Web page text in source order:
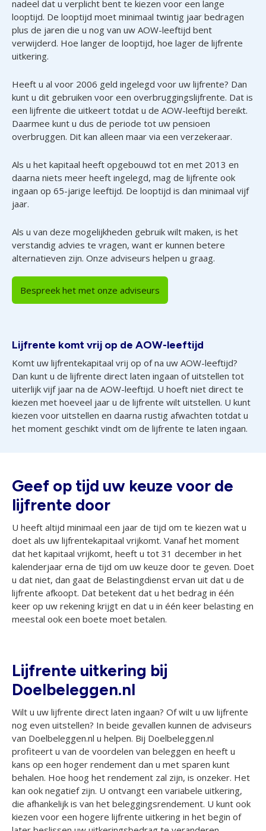
nadeel dat u verplicht bent te kiezen voor een lange
looptijd. De looptijd moet minimaal twintig jaar bedragen
plus de jaren die u nog van uw AOW-leeftijd bent
verwijderd. Hoe langer de looptijd, hoe lager de lijfrente
uitkering.
Heeft u al voor 2006 geld ingelegd voor uw lijfrente? Dan
kunt u dit gebruiken voor een overbruggingslijfrente. Dat is
een lijfrente die uitkeert totdat u de AOW-leeftijd bereikt.
Daarmee kunt u dus de periode tot uw pensioen
overbruggen. Dit kan alleen maar via een verzekeraar.
Als u het kapitaal heeft opgebouwd tot en met 2013 en
daarna niets meer heeft ingelegd, mag de lijfrente ook
ingaan op 65-jarige leeftijd. De looptijd is dan minimaal vijf
jaar.
Als u van deze mogelijkheden gebruik wilt maken, is het
verstandig advies te vragen, want er kunnen betere
alternatieven zijn. Onze adviseurs helpen u graag.
Bespreek het met onze adviseurs
Lijfrente komt vrij op de AOW-leeftijd
Komt uw lijfrentekapitaal vrij op of na uw AOW-leeftijd?
Dan kunt u de lijfrente direct laten ingaan of uitstellen tot
uiterlijk vijf jaar na de AOW-leeftijd. U hoeft niet direct te
kiezen met hoeveel jaar u de lijfrente wilt uitstellen. U kunt
kiezen voor uitstellen en daarna rustig afwachten totdat u
het moment geschikt vindt om de lijfrente te laten ingaan.
Geef op tijd uw keuze voor de
lijfrente door
U heeft altijd minimaal een jaar de tijd om te kiezen wat u
doet als uw lijfrentekapitaal vrijkomt. Vanaf het moment
dat het kapitaal vrijkomt, heeft u tot 31 december in het
kalenderjaar erna de tijd om uw keuze door te geven. Doet
u dat niet, dan gaat de Belastingdienst ervan uit dat u de
lijfrente afkoopt. Dat betekent dat u het bedrag in één
keer op uw rekening krijgt en dat u in één keer belasting en
meestal ook een boete moet betalen.
Lijfrente uitkering bij
Doelbeleggen.nl
Wilt u uw lijfrente direct laten ingaan? Of wilt u uw lijfrente
nog even uitstellen? In beide gevallen kunnen de adviseurs
van Doelbeleggen.nl u helpen. Bij Doelbeleggen.nl
profiteert u van de voordelen van beleggen en heeft u
kans op een hoger rendement dan u met sparen kunt
behalen. Hoe hoog het rendement zal zijn, is onzeker. Het
kan ook negatief zijn. U ontvangt een variabele uitkering,
die afhankelijk is van het beleggingsrendement. U kunt ook
kiezen voor een hogere lijfrente uitkering in het begin of